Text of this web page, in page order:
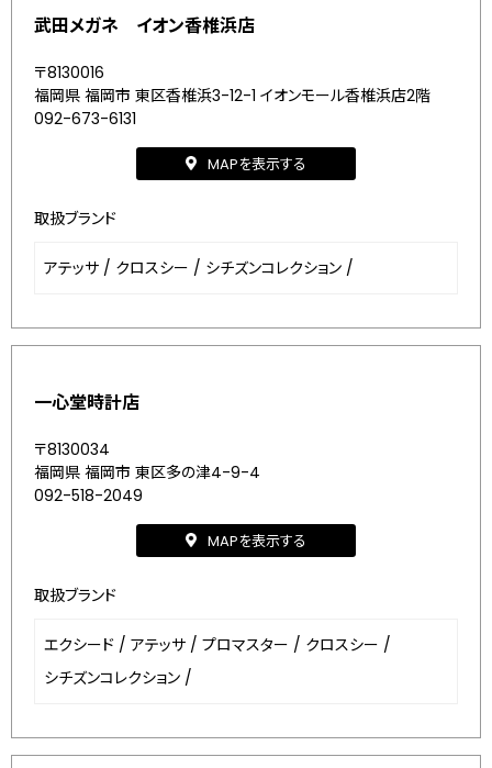
武田メガネ イオン香椎浜店
〒8130016
福岡県 福岡市 東区香椎浜3-12-1 イオンモール香椎浜店2階
092-673-6131
MAPを表示する
取扱ブランド
アテッサ / クロスシー / シチズンコレクション /
一心堂時計店
〒8130034
福岡県 福岡市 東区多の津4-9-4
092-518-2049
MAPを表示する
取扱ブランド
エクシード / アテッサ / プロマスター / クロスシー /
シチズンコレクション /